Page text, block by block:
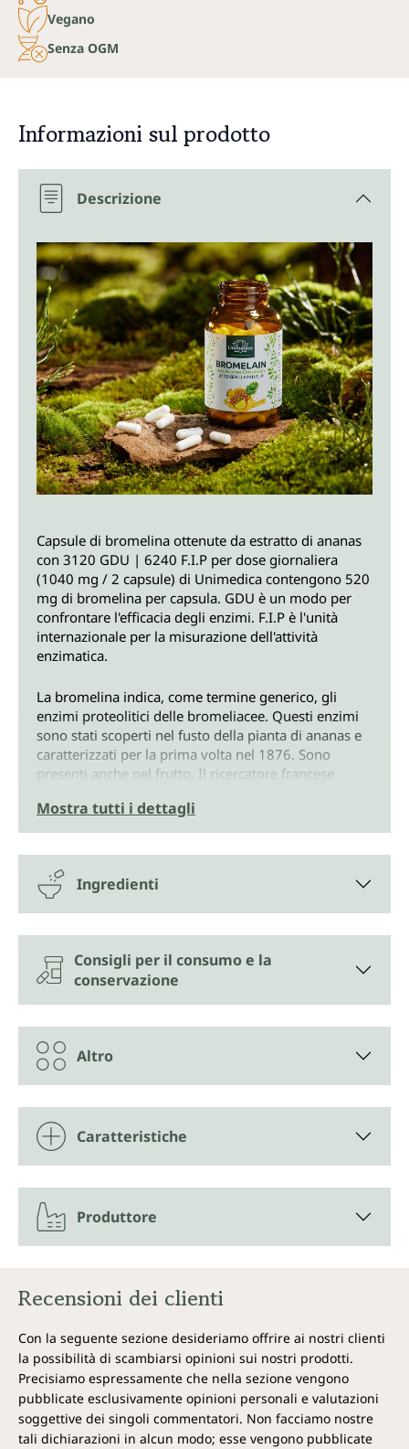
Vegano
Senza OGM
Informazioni sul prodotto
Descrizione
Capsule di bromelina ottenute da estratto di ananas
con 3120 GDU | 6240 F.I.P per dose giornaliera
(1040 mg / 2 capsule) di Unimedica contengono 520
mg di bromelina per capsula. GDU è un modo per
confrontare l'efficacia degli enzimi. F.I.P è l'unità
internazionale per la misurazione dell'attività
enzimatica.
La bromelina indica, come termine generico, gli
enzimi proteolitici delle bromeliacee. Questi enzimi
sono stati scoperti nel fusto della pianta di ananas e
caratterizzati per la prima volta nel 1876. Sono
presenti anche nel frutto. Il ricercatore francese
l'importanza dell'ananas per i popoli indigeni del Sud
America non solo come alimento, ma anche nella
loro medicina naturale.
La bromelina per le capsule di Unimedica è ottenuta
in modo naturale mediante estrazione dall'ananas. I
per separare le parti contenenti i principi attivi.
Queste vengono poi liofilizzate, macinate e
trasformate in capsule di origine vegetale.
Ogni barattolo di capsule di bromelina di Unimedica
contiene 120 capsule. Ciò corrisponde a una scorta
per 2 mesi.
Vegano e senza i seguenti additivi
Capsula vegetale vegana in pura cellulosa vegetale
(HPMC), priva di carragenina e PEG.
Le capsule di bromelina di Unimedica sono, in
conformità alle normative vigenti, prive di additivi
OGM, senza lattosio, senza glutine e vegane.
Mostra tutti i dettagli
Ingredienti
Consigli per il consumo e la
conservazione
Altro
Caratteristiche
Produttore
Recensioni dei clienti
Con la seguente sezione desideriamo offrire ai nostri clienti
la possibilità di scambiarsi opinioni sui nostri prodotti.
Precisiamo espressamente che nella sezione vengono
pubblicate esclusivamente opinioni personali e valutazioni
soggettive dei singoli commentatori. Non facciamo nostre
tali dichiarazioni in alcun modo; esse vengono pubblicate